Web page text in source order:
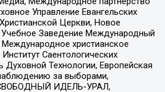
Управление Евангельских
Церкви, Новое
Заведение Международный
христианское
Саентологических
Технологии, Европейская
за выборами,
ИДЕЛЬ-УРАЛ,